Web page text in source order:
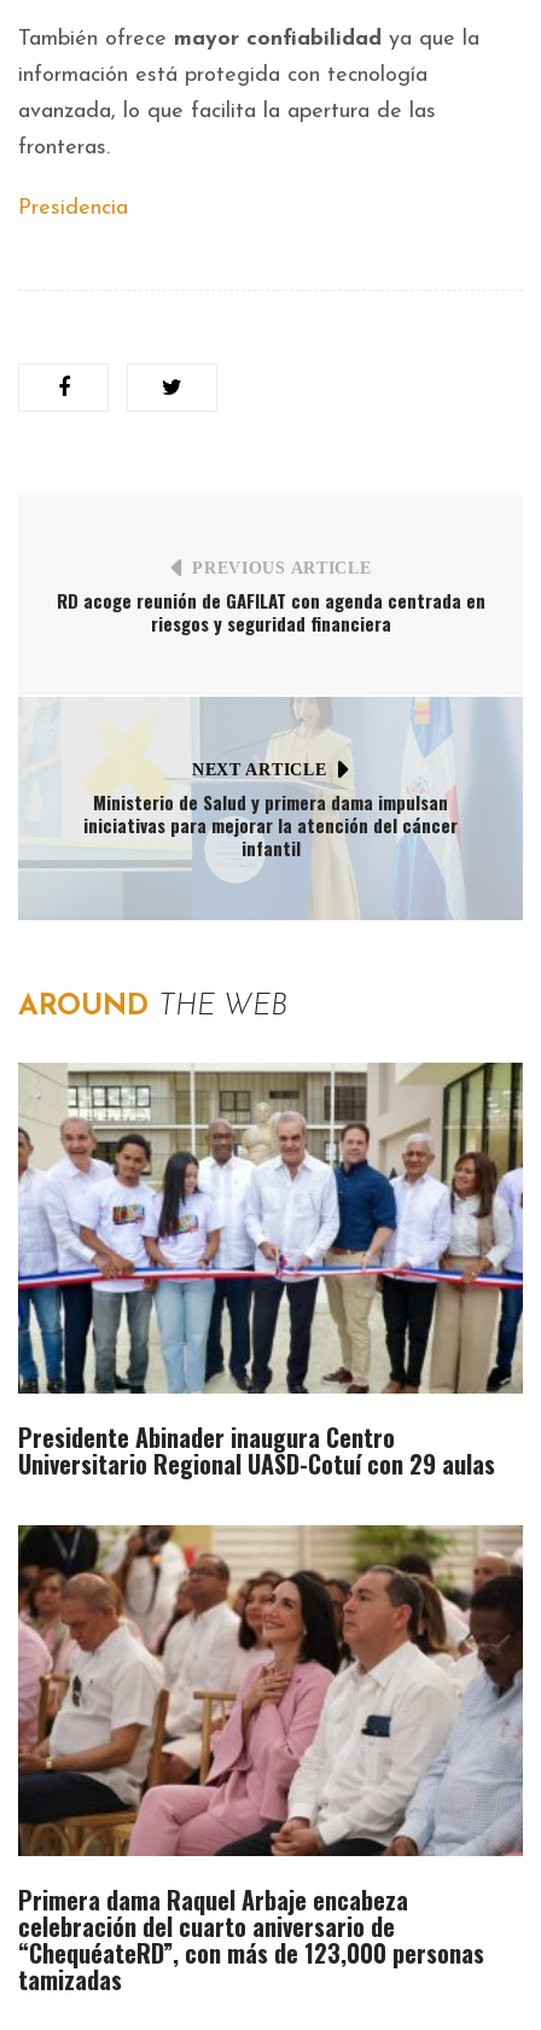
También ofrece mayor confiabilidad ya que la
información está protegida con tecnología
avanzada, lo que facilita la apertura de las
fronteras.
Presidencia
PREVIOUS ARTICLE
RD acoge reunión de GAFILAT con agenda centrada en
riesgos y seguridad financiera
NEXT ARTICLE
Ministerio de Salud y primera dama impulsan
iniciativas para mejorar la atención del cáncer
infantil
AROUND THE WEB
Presidente Abinader inaugura Centro
Universitario Regional UASD-Cotuí con 29 aulas
Primera dama Raquel Arbaje encabeza
celebración del cuarto aniversario de
“ChequéateRD”, con más de 123,000 personas
tamizadas